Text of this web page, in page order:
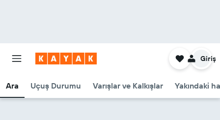
Ara Uçuş Durumu Varışlar ve Kalkışlar Yakındaki
Giriş